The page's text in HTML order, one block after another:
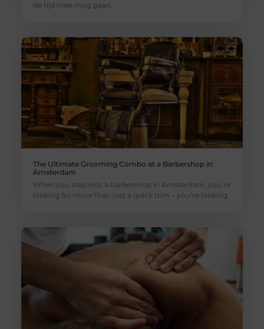
de tijd mee mag gaan.
The Ultimate Grooming Combo at a Barbershop in
Amsterdam
When you step into a barbershop in Amsterdam, you’re
looking for more than just a quick trim – you’re looking